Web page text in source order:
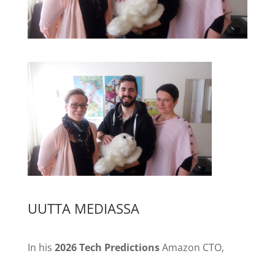
UUTTA MEDIASSA
In his 2026 Tech PredictionsAmazon CTO,